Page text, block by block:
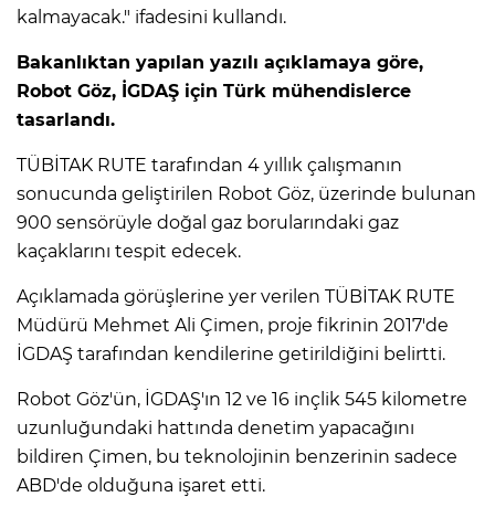
kalmayacak." ifadesini kullandı.
Bakanlıktan yapılan yazılı açıklamaya göre,
Robot Göz, İGDAŞ için Türk mühendislerce
tasarlandı.
TÜBİTAK RUTE tarafından 4 yıllık çalışmanın
sonucunda geliştirilen Robot Göz, üzerinde bulunan
900 sensörüyle doğal gaz borularındaki gaz
kaçaklarını tespit edecek.
Açıklamada görüşlerine yer verilen TÜBİTAK RUTE
Müdürü Mehmet Ali Çimen, proje fikrinin 2017'de
İGDAŞ tarafından kendilerine getirildiğini belirtti.
Robot Göz'ün, İGDAŞ'ın 12 ve 16 inçlik 545 kilometre
uzunluğundaki hattında denetim yapacağını
bildiren Çimen, bu teknolojinin benzerinin sadece
ABD'de olduğuna işaret etti.